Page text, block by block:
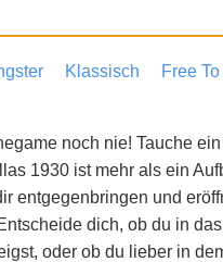
Klassisch Free
noch nie! Tauche
1930 ist mehr als ein
entgegenbringen und
dich, ob du in
oder ob du lieber in